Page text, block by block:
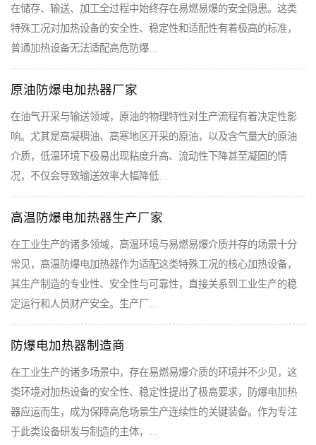
在储存、输送、加工全过程中始终存在易燃易爆的安全隐患。这类
特殊工况对加热设备的安全性、稳定性和适配性有着极高的标准，
普通加热设备无法适配高危防爆…
原油防爆电加热器厂家
在油气开采与输送领域，原油的物理特性对生产流程有着决定性影
响。尤其是高凝稠油、高寒地区开采的原油，以及含气量大的原油
介质，低温环境下极易出现粘度升高、流动性下降甚至凝固的情
况，不仅会导致输送效率大幅降低…
高温防爆电加热器生产厂家
在工业生产的诸多领域，高温环境与易燃易爆介质并存的场景十分
常见，高温防爆电加热器作为适配这类特殊工况的核心加热设备，
其生产制造的专业性、安全性与可靠性，直接关系到工业生产的稳
定运行和人员财产安全。生产厂…
防爆电加热器制造商
在工业生产的诸多场景中，存在易燃易爆介质的环境并不少见，这
类环境对加热设备的安全性、稳定性提出了极高要求，防爆电加热
器应运而生，成为保障高危场景生产连续性的关键装备。作为专注
于此类设备研发与制造的主体，…